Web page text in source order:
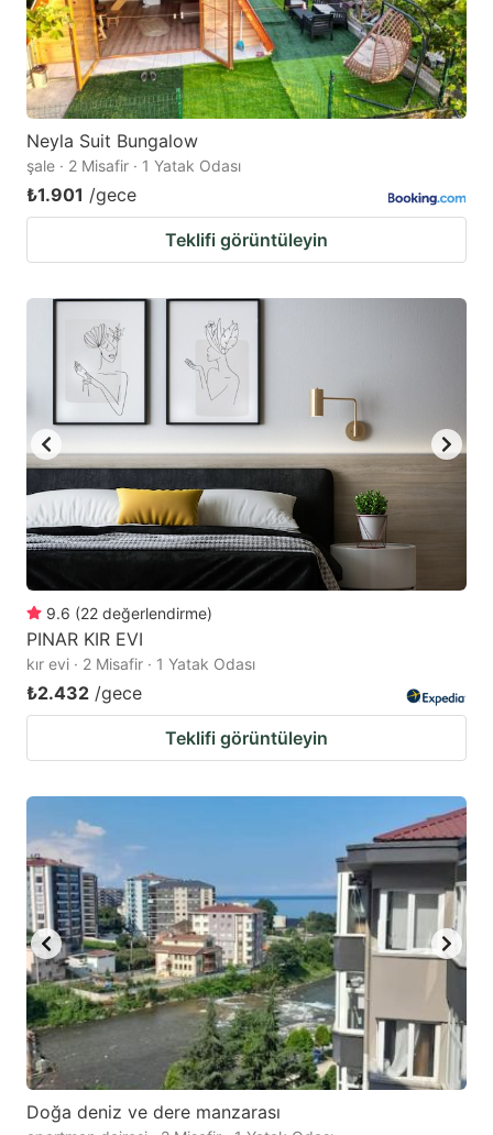
Neyla Suit Bungalow
şale · 2 Misafir · 1 Yatak Odası
₺1.901 /gece
Teklifi görüntüleyin
9.6 (22 değerlendirme)
PINAR KIR EVI
kır evi · 2 Misafir · 1 Yatak Odası
₺2.432 /gece
Teklifi görüntüleyin
Doğa deniz ve dere manzarası